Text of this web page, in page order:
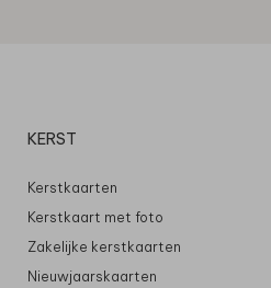
KERST
Kerstkaarten
Kerstkaart met foto
Zakelijke kerstkaarten
Nieuwjaarskaarten